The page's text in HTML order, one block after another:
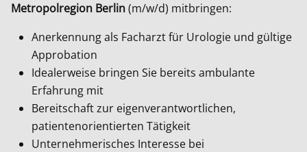
Metropolregion Berlin(m/w/d) mitbringen:
Anerkennung als Facharzt für Urologie und gültige
Approbation
Idealerweise bringen Sie bereits ambulante
Erfahrung mit
Bereitschaft zur eigenverantwortlichen,
patientenorientierten Tätigkeit
Unternehmerisches Interesse bei